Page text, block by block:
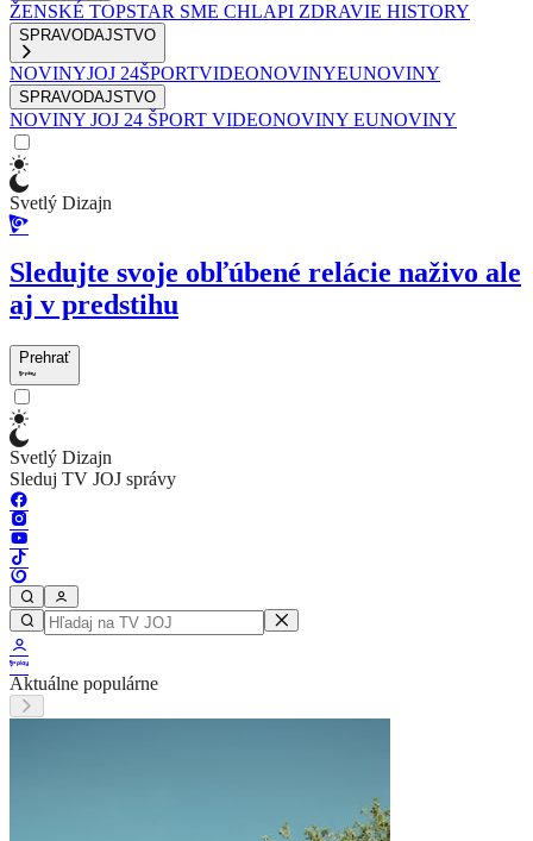
ŽENSKÉ TOPSTAR SME CHLAPI ZDRAVIE HISTORY
SPRAVODAJSTVO
NOVINYJOJ 24ŠPORTVIDEONOVINYEUNOVINY
SPRAVODAJSTVO
NOVINY JOJ 24 ŠPORT VIDEONOVINY EUNOVINY
Svetlý Dizajn
Sledujte svoje obľúbené relácie naživo ale
aj v predstihu
Prehrať
Svetlý Dizajn
Sleduj TV JOJ správy
Aktuálne populárne